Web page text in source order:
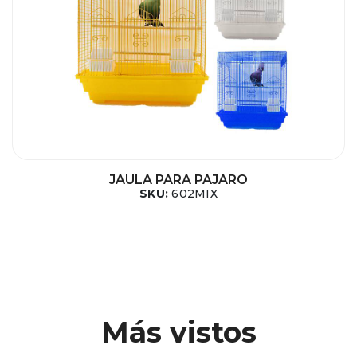
JAULA PARA PAJARO
SKU:602MIX
Más vistos